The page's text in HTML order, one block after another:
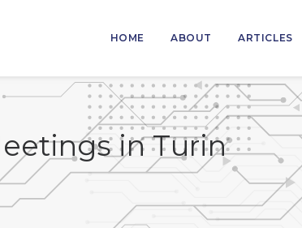
HOME ABOUT ARTICLES
in Turin